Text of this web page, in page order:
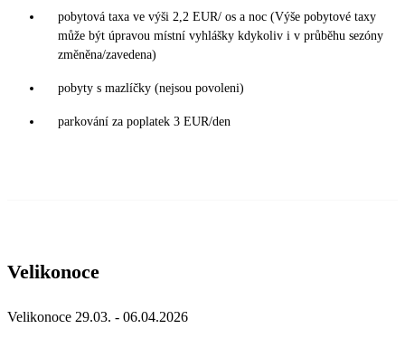
pobytová taxa ve výši 2,2 EUR/ os a noc (Výše pobytové taxy
může být úpravou místní vyhlášky kdykoliv i v průběhu sezóny
změněna/zavedena)
pobyty s mazlíčky (nejsou povoleni)
parkování za poplatek 3 EUR/den
Velikonoce
Velikonoce 29.03. - 06.04.2026